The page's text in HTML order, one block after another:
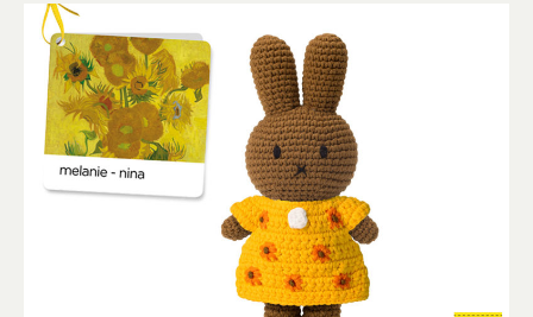
Konges Sløjd Spielzeug
MIKANU Babyrasseln
Geschenke zur Geburt